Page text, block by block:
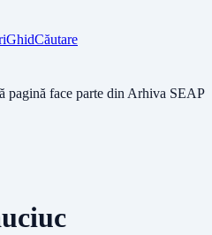
GhidCăutare
pagină face parte din Arhiva SEAP